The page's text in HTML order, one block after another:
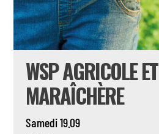
WSP AGRICOLE ET
MARAÎCHÈRE
Samedi 19.09